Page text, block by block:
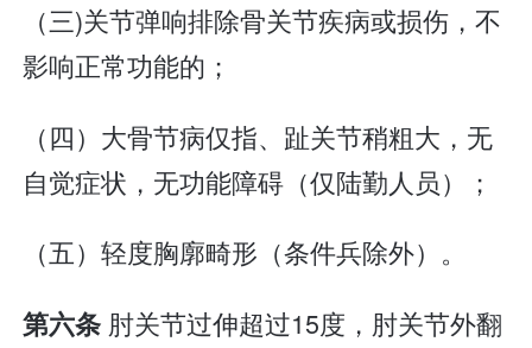
（三)关节弹响排除骨关节疾病或损伤，不
影响正常功能的；
（四）大骨节病仅指、趾关节稍粗大，无
自觉症状，无功能障碍（仅陆勤人员）；
（五）轻度胸廓畸形（条件兵除外）。
第六条 肘关节过伸超过15度，肘关节外翻